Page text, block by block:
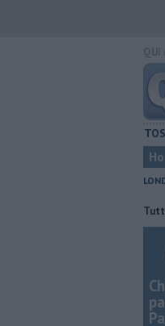
L'odore degli